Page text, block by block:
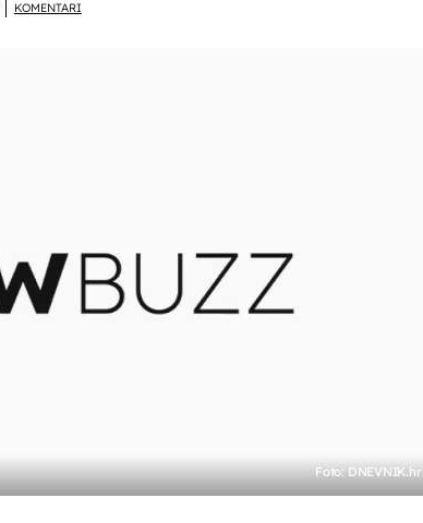
KOMENTARI
Foto: DNEVNIK.hr